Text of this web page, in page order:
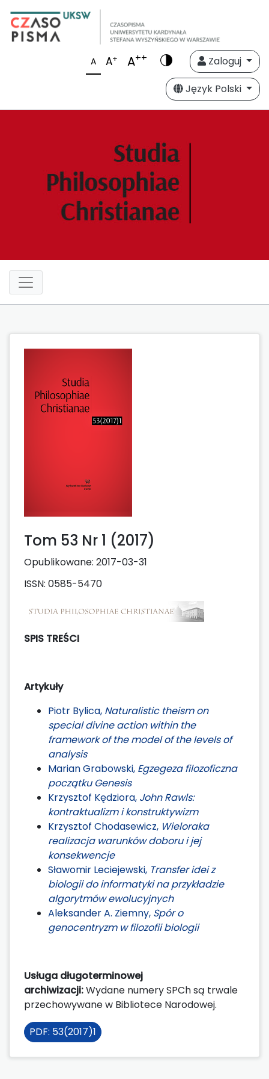
A A+ A++
Zaloguj
Język Polski
Tom 53 Nr 1 (2017)
Opublikowane: 2017-03-31
ISSN: 0585-5470
SPIS TREŚCI
Artykuły
Piotr Bylica, Naturalistic theism on
special divine action within the
framework of the model of the levels of
analysis
Marian Grabowski, Egzegeza filozoficzna
początku Genesis
Krzysztof Kędziora, John Rawls:
kontraktualizm i konstruktywizm
Krzysztof Chodasewicz, Wieloraka
realizacja warunków doboru i jej
konsekwencje
Sławomir Leciejewski, Transfer idei z
biologii do informatyki na przykładzie
algorytmów ewolucyjnych
Aleksander A. Ziemny, Spór o
genocentryzm w filozofii biologii
Usługa długoterminowej
archiwizacji:Wydane numery SPCh są trwale
przechowywane w Bibliotece Narodowej.
PDF: 53(2017)1